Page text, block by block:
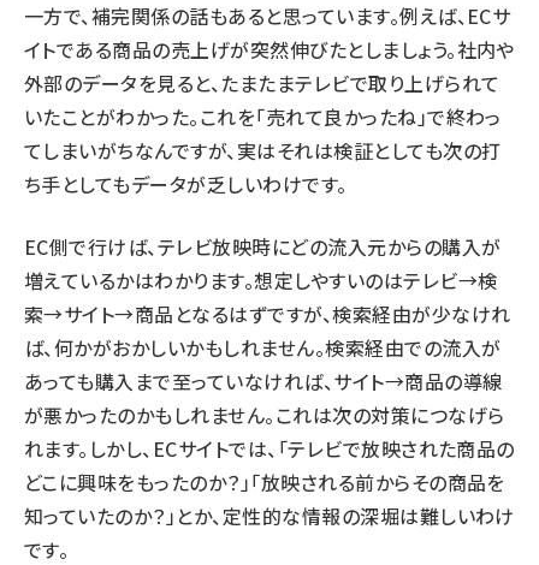
一方で、補完関係の話もあると思っています。例えば、ECサ
イトである商品の売上げが突然伸びたとしましょう。社内や
外部のデータを見ると、たまたまテレビで取り上げられて
いたことがわかった。これを「売れて良かったね」で終わっ
てしまいがちなんですが、実はそれは検証としても次の打
ち手としてもデータが乏しいわけです。
EC側で行けば、テレビ放映時にどの流入元からの購入が
増えているかはわかります。想定しやすいのはテレビ→検
索→サイト→商品となるはずですが、検索経由が少なけれ
ば、何かがおかしいかもしれません。検索経由での流入が
あっても購入まで至っていなければ、サイト→商品の導線
が悪かったのかもしれません。これは次の対策につなげら
れます。しかし、ECサイトでは、「テレビで放映された商品の
どこに興味をもったのか？」「放映される前からその商品を
知っていたのか？」とか、定性的な情報の深堀は難しいわけ
です。